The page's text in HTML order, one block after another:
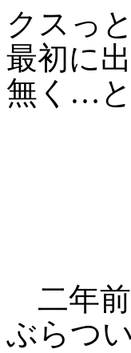
クスっ
最初に
無く…
二年前
ぶらつ